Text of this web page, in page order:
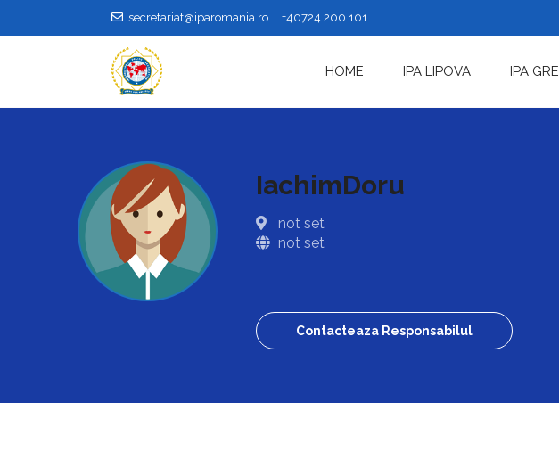
secretariat@iparomania.ro +40724 200 101
HOME IPA LIPOVA IPA
IachimDoru
not set
not set
Contacteaza Responsabilul